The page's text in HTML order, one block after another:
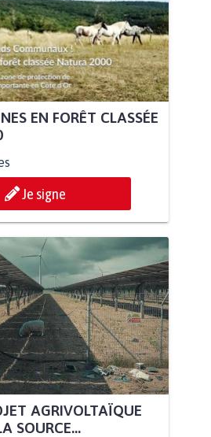
EN FORÊT CLASSÉE
Je signe
AGRIVOLTAÏQUE
SOURCE...